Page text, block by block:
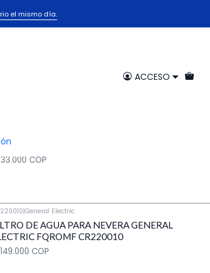
ACCESO
el mismo día.
FX12M
COP
|General Electric
DE AGUA PARA NEVERA GENERAL
FQROMF CR220010
COP